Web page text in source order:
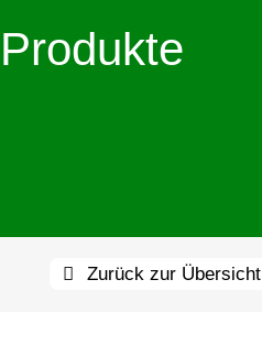
Produkte
Zurück zur Übersicht